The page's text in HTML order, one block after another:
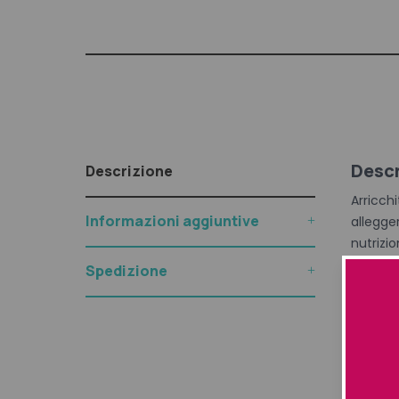
Descrizione
Informazioni aggiuntive
Spedizione